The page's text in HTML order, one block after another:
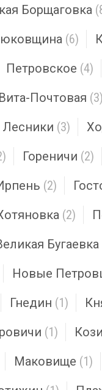
Борщаговка
(6)
Петровское (4)
Вита-Почтовая (3)
Лесники (3)
Гореничи (2)
(2)
(2)
Бугаевка
Новые
Гнедин (1)
(1)
Маковище (1)